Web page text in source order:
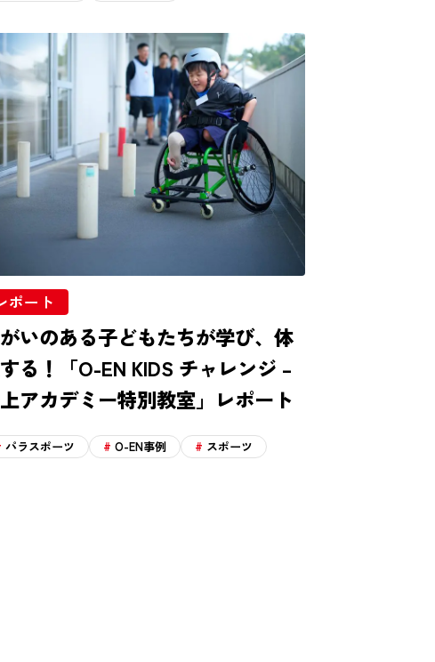
ポート
いのある子どもたちが学び、体
る！「O-EN KIDS チャレンジ –
アカデミー特別教室」レポート
パラスポーツ O-EN事例 スポーツ